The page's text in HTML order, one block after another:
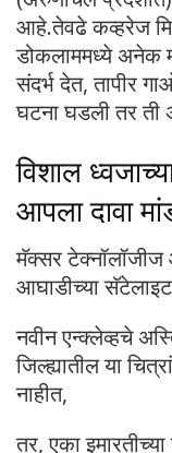
आहे.तेवढे कव्हरेज
डोकलाममध्ये अनेक
संदर्भ देत, तापीर
घटना घडली तर
विशाल
आपला दावा
मॅक्सर टेक्नॉलॉजीज
आघाडीच्या सॅटेलाइट
नवीन एन्क्लेव्हचे
जिल्ह्यातील या
नाहीत,
तर, एका